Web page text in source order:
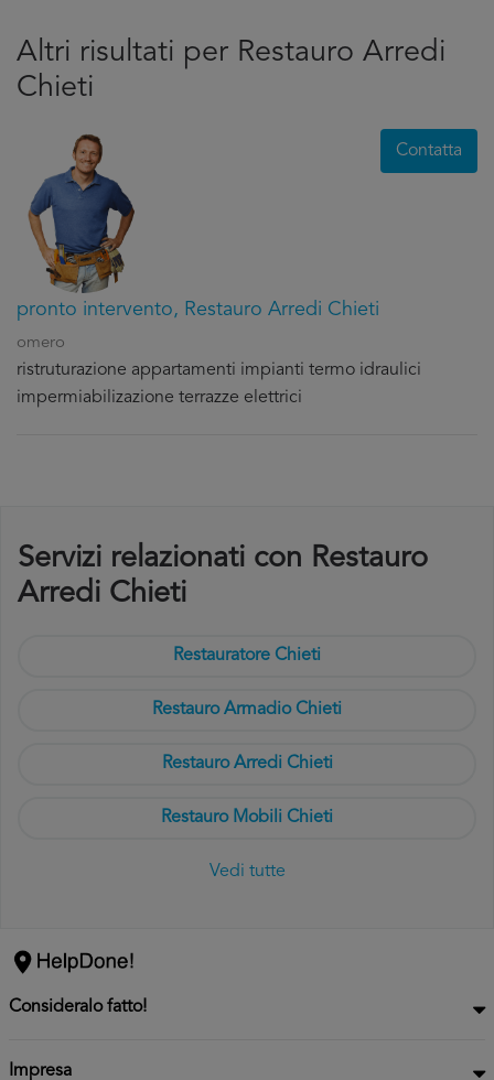
Altri risultati per Restauro Arredi
Chieti
pronto intervento, Restauro Arredi Chieti
omero
ristruturazione appartamenti impianti termo idraulici
impermiabilizazione terrazze elettrici
Contatta
Servizi relazionati con Restauro
Arredi Chieti
Restauratore Chieti
Restauro Armadio Chieti
Restauro Arredi Chieti
Restauro Mobili Chieti
Vedi tutte
Consideralo fatto!
Impresa